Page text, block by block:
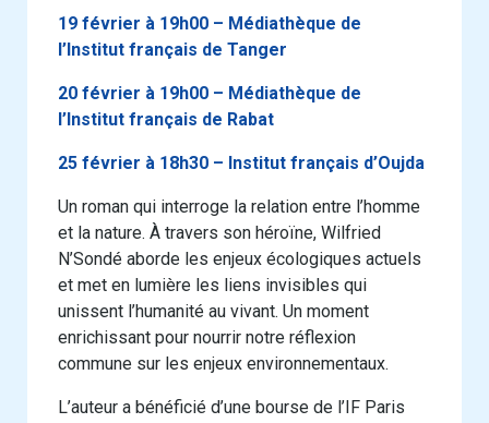
19 février à 19h00 – Médiathèque de
l’Institut français de Tanger
20 février à 19h00 – Médiathèque de
l’Institut français de Rabat
25 février à 18h30 – Institut français d’Oujda
Un roman qui interroge la relation entre l’homme
et la nature. À travers son héroïne, Wilfried
N’Sondé aborde les enjeux écologiques actuels
et met en lumière les liens invisibles qui
unissent l’humanité au vivant. Un moment
enrichissant pour nourrir notre réflexion
commune sur les enjeux environnementaux.
L’auteur a bénéficié d’une bourse de l’IF Paris